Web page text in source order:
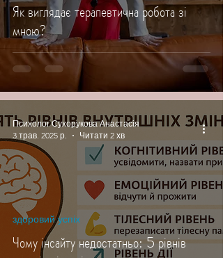
Як виглядає терапевтична робота зі
мною?
Чому інсайту недостатньо: 5 рівнів
здоровий успіх
Психолог Сухорукова Анастасія
3 трав. 2025 р.
Читати 2 хв